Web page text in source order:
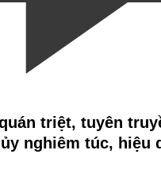
triệt, tuyên
nghiêm túc, hiệu